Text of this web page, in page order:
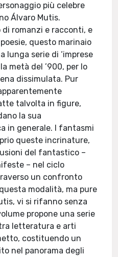
più celebre
Álvaro Mutis.
romanzi e racconti, e
questo marinaio
lunga serie di ‘imprese
metà del ’900, per lo
dissimulata. Pur
talvolta in figure,
la sua
in generale. I fantasmi
queste incrinature,
del fantastico –
– nel ciclo
un confronto
modalità, ma pure
vi si rifanno senza
propone una serie
letteratura e arti
costituendo un
nel panorama degli